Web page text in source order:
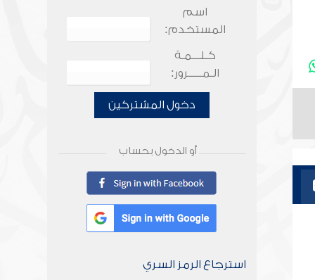
اسم
المستخدم:
كـلـــمـة
الـمـــــرور:
دخول المشتركين
أو الدخول بحساب
استرجاع الرمز السري